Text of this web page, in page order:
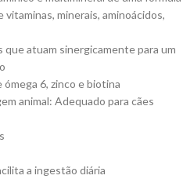
minerais, aminoácidos,
atuam sinergicamente para um
ómega 6, zinco e biotina
animal: Adequado para cães
a ingestão diária